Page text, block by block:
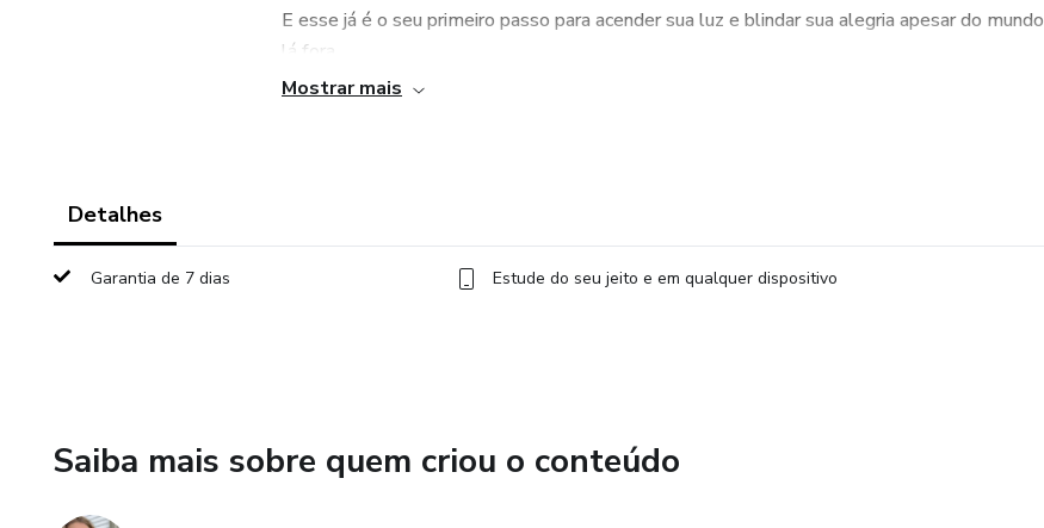
E esse já é o seu primeiro passo para acender sua luz e blindar sua alegria apesar do mundo
lá fora.
✨Tudo na prática, mão na massa, e ver como funciona para você, mesmo quem não tem
sentidos, auto conhecimento, uso de roupas apropriadas, e o principal: mudança de
mentalidade. Você vai aprender comigo a manter o foco na solução e não mais nos
Mostrar mais
Detalhes
Garantia de 7 dias Estude do seu jeito e em qualquer dispositivo
Saiba mais sobre quem criou o conteúdo